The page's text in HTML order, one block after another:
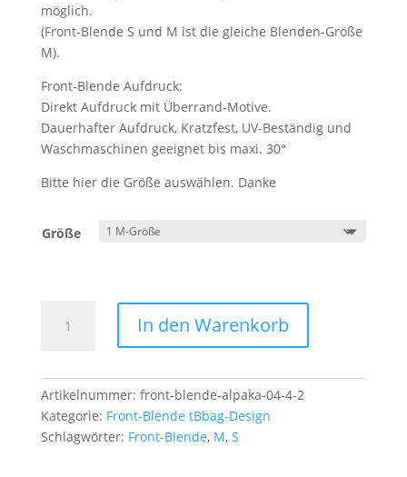
möglich.
(Front-Blende S und M ist die gleiche Blenden-Größe
M).
Front-Blende Aufdruck:
Direkt Aufdruck mit Überrand-Motive.
Dauerhafter Aufdruck, Kratzfest, UV-Beständig und
Waschmaschinen geeignet bis maxi. 30°
Bitte hier die Größe auswählen. Danke
Größe
Blende
Menge
In den Warenkorb
Artikelnummer: front-blende-alpaka-04-4-2
Kategorie: Front-Blende tBbag-Design
Schlagwörter: Front-Blende, M, S